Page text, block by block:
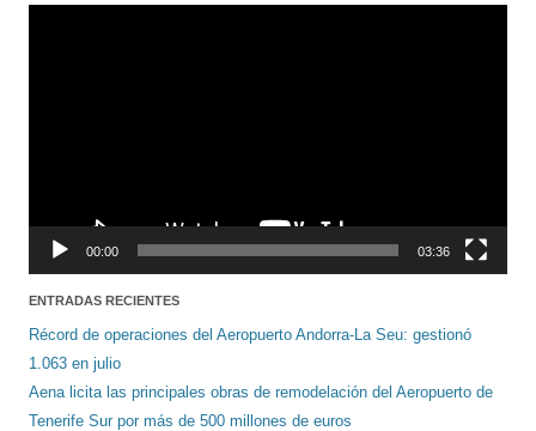
Reproductor
00:00 03:36
ENTRADAS RECIENTES
Récord de operaciones del Aeropuerto Andorra-La Seu: gestionó
1.063 en julio
Aena licita las principales obras de remodelación del Aeropuerto de
Tenerife Sur por más de 500 millones de euros